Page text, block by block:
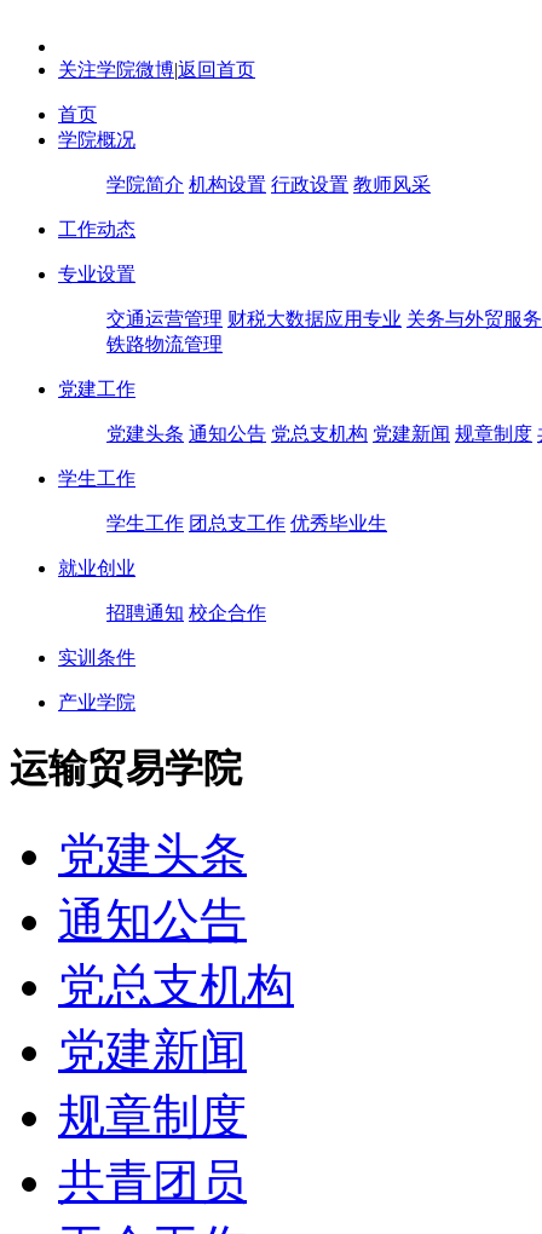
关注学院微博|返回首页
首页
学院概况
学院简介 机构设置 行政设置 教师风采
工作动态
专业设置
交通运营管理 财税大数据应用专业 关务与外贸服务
铁路物流管理
党建工作
党建头条 通知公告 党总支机构 党建新闻 规章制度
学生工作
学生工作 团总支工作 优秀毕业生
就业创业
招聘通知 校企合作
实训条件
产业学院
运输贸易学院
党建头条
通知公告
党总支机构
党建新闻
规章制度
共青团员